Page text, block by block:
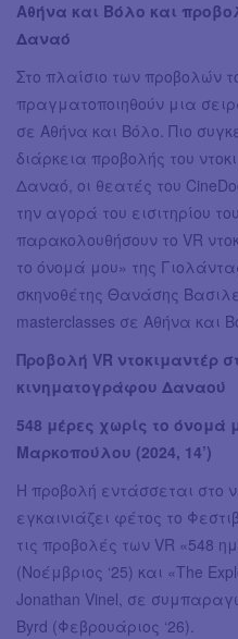
Αθήνα και Βόλο και
Δαναό
Στο πλαίσιο των προβολών
πραγματοποιηθούν μια
σε Αθήνα και Βόλο. Πιο
διάρκεια προβολής του
Δαναό, οι θεατές του
την αγορά του εισιτηρίου
παρακολουθήσουν το VR
το όνομά μου» της
σκηνοθέτης Θανάσης
masterclasses σε Αθήνα και
Προβολή VR ντοκιμαντέρ
κινηματογράφου Δαναού
548 μέρες χωρίς το όνομά
Μαρκοπούλου (2024, 14’)
Η προβολή εντάσσεται στο
εγκαινιάζει φέτος το
τις προβολές των VR «548
(Νοέμβριος ‘25) και «The
Jonathan Vinel, σε
Byrd (Φεβρουάριος ‘26).